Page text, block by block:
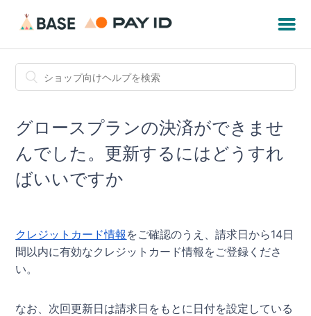
グロースプランの決済ができませ
んでした。更新するにはどうすれ
ばいいですか
クレジットカード情報 をご確認のうえ、請求日から14日
間以内に有効なクレジットカード情報をご登録くださ
い。
なお、次回更新日は請求日をもとに日付を設定している